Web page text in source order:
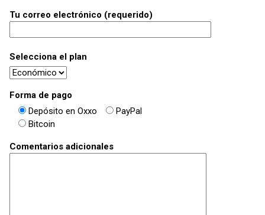
Tu correo electrónico (requerido)
Selecciona el plan
Forma de pago
Depósito en Oxxo
PayPal
Bitcoin
Comentarios adicionales